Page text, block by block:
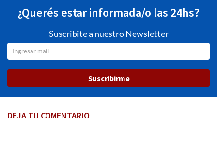
¿Querés estar informada/o las 24hs?
Suscribite a nuestro Newsletter
Suscribirme
DEJA TU COMENTARIO